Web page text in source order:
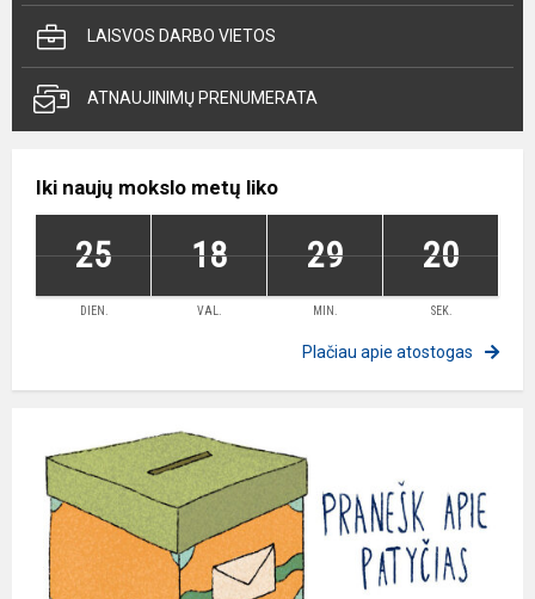
LAISVOS DARBO VIETOS
ATNAUJINIMŲ PRENUMERATA
Iki naujų mokslo metų liko
25 18 29 20
DIEN. VAL. MIN. SEK.
Plačiau apie atostogas